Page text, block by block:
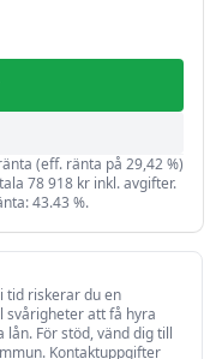
(eff. ränta på 29,42 %)
78 918 kr inkl. avgifter.
43.43 %.
tid riskerar du en
svårigheter att få hyra
lån. För stöd, vänd dig till
Kontaktuppgifter